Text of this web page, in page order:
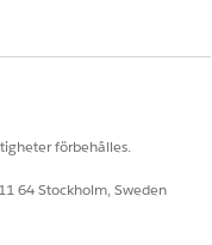
förbehålles.
64 Stockholm, Sweden